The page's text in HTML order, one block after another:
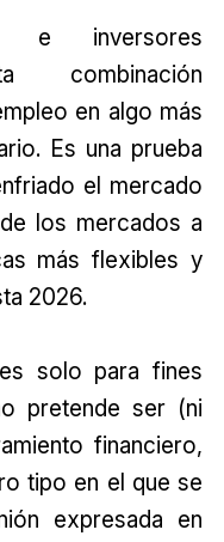
e inversores
combinación
en algo más
Es una prueba
el mercado
los mercados a
más flexibles y
2026.
solo para fines
pretende ser (ni
financiero,
tipo en el que se
expresada en